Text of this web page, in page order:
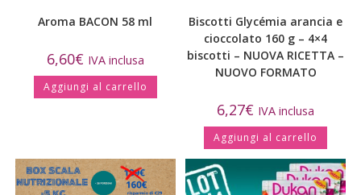
Aroma BACON 58 ml
6,60€ IVA inclusa
Aggiungi al carrello
Biscotti Glycémia arancia e
cioccolato 160 g – 4×4
biscotti – NUOVA RICETTA –
NUOVO FORMATO
6,27€ IVA inclusa
Aggiungi al carrello